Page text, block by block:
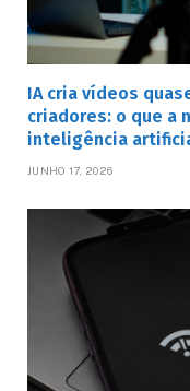
IA cria vídeos
criadores: o que a
inteligência
JUNHO 17, 2026